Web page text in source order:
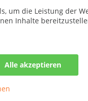
um die Leistung der
Inhalte
Alle akzeptieren